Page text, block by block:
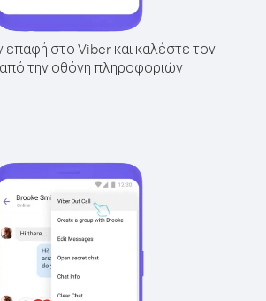
επαφή στο Viber και καλέστε τον
την οθόνη πληροφοριών